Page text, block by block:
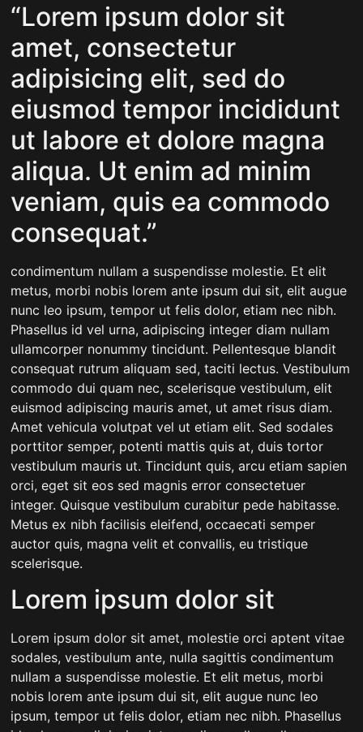
“Lorem ipsum dolor sit
amet, consectetur
adipisicing elit, sed do
eiusmod tempor incididunt
ut labore et dolore magna
aliqua. Ut enim ad minim
veniam, quis ea commodo
consequat.”
condimentum nullam a suspendisse molestie. Et elit
metus, morbi nobis lorem ante ipsum dui sit, elit augue
nunc leo ipsum, tempor ut felis dolor, etiam nec nibh.
Phasellus id vel urna, adipiscing integer diam nullam
ullamcorper nonummy tincidunt. Pellentesque blandit
consequat rutrum aliquam sed, taciti lectus. Vestibulum
commodo dui quam nec, scelerisque vestibulum, elit
euismod adipiscing mauris amet, ut amet risus diam.
Amet vehicula volutpat vel ut etiam elit. Sed sodales
porttitor semper, potenti mattis quis at, duis tortor
vestibulum mauris ut. Tincidunt quis, arcu etiam sapien
orci, eget sit eos sed magnis error consectetuer
integer. Quisque vestibulum curabitur pede habitasse.
Metus ex nibh facilisis eleifend, occaecati semper
auctor quis, magna velit et convallis, eu tristique
scelerisque.
Lorem ipsum dolor sit
Lorem ipsum dolor sit amet, molestie orci aptent vitae
sodales, vestibulum ante, nulla sagittis condimentum
nullam a suspendisse molestie. Et elit metus, morbi
nobis lorem ante ipsum dui sit, elit augue nunc leo
ipsum, tempor ut felis dolor, etiam nec nibh. Phasellus